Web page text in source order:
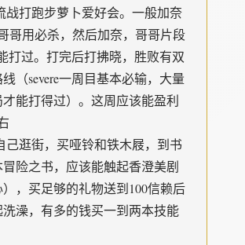
战打跑步萝卜爱好会。一般加奈
哥用必杀，然后加奈，哥哥片段
打过。打完后打拂晓，胜败有双
（severe一周目基本必输，大量
能打得过）。这周应该能盈利
己逛街，买哑铃和铁木屐，到书
冒险之书，应该能触起香澄美剧
，买足够的礼物送到100信赖后
澡，有多的钱买一到两本技能